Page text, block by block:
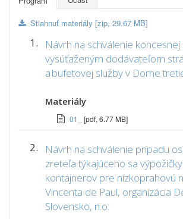
Stiahnuť materiály [zip, 29.67 MB]
1.
Návrh na schválenie koncesnej
vysúťaženým dodávateľom
a bufetovej služby v Dome
Materiály
01_ [pdf, 6.77 MB]
2.
Návrh na schválenie prípadu
zreteľa týkajúceho sa
kontajnerov pre nízkoprahovú
Vincenta de Paul, organizácia
Slovensko, n.o.